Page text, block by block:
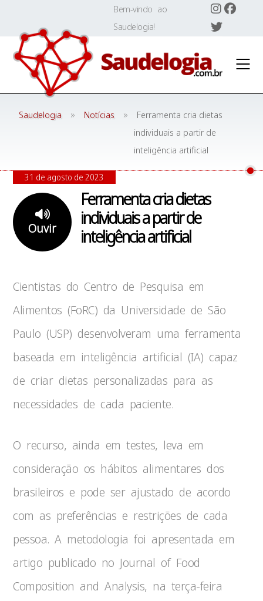
content
Bem-vindo ao
Saudelogia!
Saudelogia » Notícias »
Ferramenta cria dietas
individuais a partir de
inteligência artificial
Ferramenta cria dietas
individuais a partir de
inteligência artificial
Ouvir
31 de agosto de 2023
Cientistas do Centro de Pesquisa em
Alimentos (FoRC) da Universidade de São
Paulo (USP) desenvolveram uma ferramenta
baseada em inteligência artificial (IA) capaz
de criar dietas personalizadas para as
necessidades de cada paciente.
O recurso, ainda em testes, leva em
consideração os hábitos alimentares dos
brasileiros e pode ser ajustado de acordo
com as preferências e restrições de cada
pessoa. A metodologia foi apresentada em
artigo publicado no Journal of Food
Composition and Analysis, na terça-feira